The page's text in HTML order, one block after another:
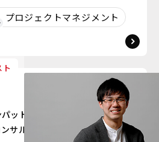
プロジェクトマネジメント
ト
ッド
サルティングユニット